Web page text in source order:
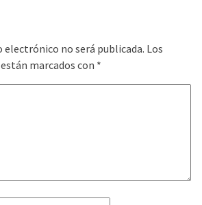
electrónico no será publicada. Los
marcados con *